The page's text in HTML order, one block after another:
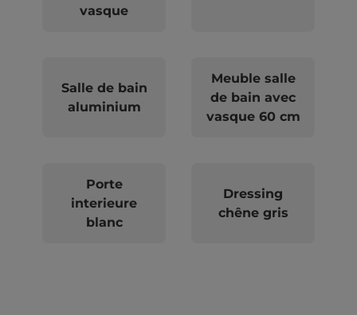
vasque
Salle de bain
aluminium
Meuble salle
de bain avec
vasque 60 cm
Porte
interieure
blanc
Dressing
chêne gris